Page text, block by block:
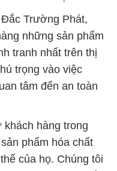
Trường Phát,
những sản phẩm
tranh nhất trên thị
trọng vào việc
tâm đến an toàn
hàng trong
phẩm hóa chất
của họ. Chúng tôi